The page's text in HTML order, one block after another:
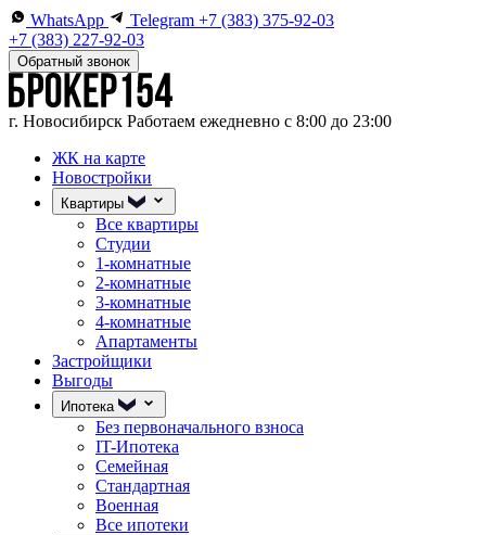
WhatsApp Telegram +7 (383) 375-92-03
+7 (383) 227-92-03
Обратный звонок
г. Новосибирск Работаем ежедневно с 8:00 до 23:00
ЖК на карте
Новостройки
Квартиры
Все квартиры
Студии
1-комнатные
2-комнатные
3-комнатные
4-комнатные
Апартаменты
Застройщики
Выгоды
Ипотека
Без первоначального взноса
IT-Ипотека
Семейная
Стандартная
Военная
Все ипотеки